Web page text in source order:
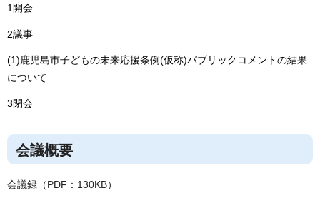
1開会
2議事
(1)鹿児島市子どもの未来応援条例(仮称)パブリックコメントの結果
について
3閉会
会議概要
会議録（PDF：130KB）